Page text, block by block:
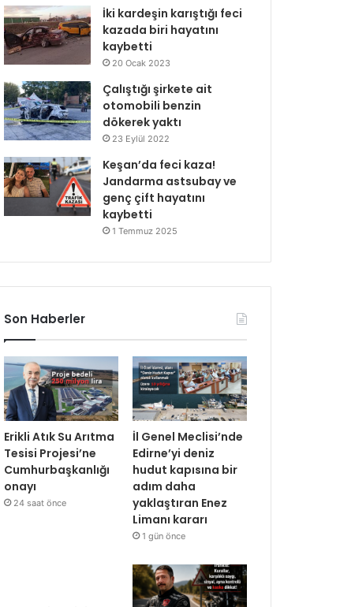
İki kardeşin karıştığı feci
kazada biri hayatını
kaybetti
20 Ocak 2023
Çalıştığı şirkete ait
otomobili benzin
dökerek yaktı
23 Eylül 2022
Keşan’da feci kaza!
Jandarma astsubay ve
genç çift hayatını
kaybetti
1 Temmuz 2025
Son Haberler
Erikli Atık Su Arıtma
Tesisi Projesi’ne
Cumhurbaşkanlığı
onayı
24 saat önce
İl Genel Meclisi’nde
Edirne’yi deniz
hudut kapısına bir
adım daha
yaklaştıran Enez
Limanı kararı
1 gün önce